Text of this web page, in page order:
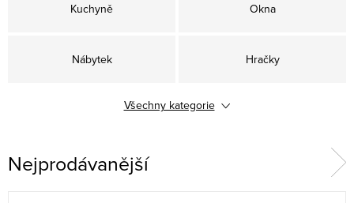
Kuchyně Okna
Nábytek Hračky
Eko prací pásky Prací prostředky
Všechny kategorie
Nejprodávanější